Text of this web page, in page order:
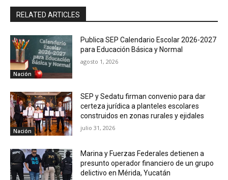
RELATED ARTICLES
Nación
Publica SEP Calendario Escolar 2026-2027
para Educación Básica y Normal
agosto 1, 2026
Nación
SEP y Sedatu firman convenio para dar
certeza jurídica a planteles escolares
construidos en zonas rurales y ejidales
julio 31, 2026
Marina y Fuerzas Federales detienen a
presunto operador financiero de un grupo
delictivo en Mérida, Yucatán